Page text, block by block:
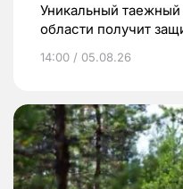
Уникальный
области получит
14:00 / 05.08.26